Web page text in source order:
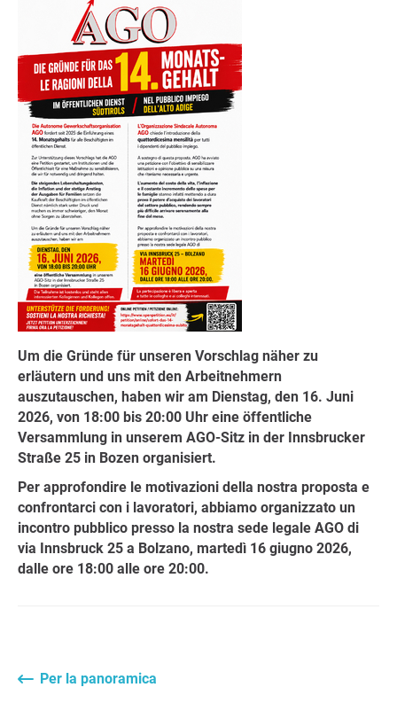
Um die Gründe für unseren Vorschlag näher zu
erläutern und uns mit den Arbeitnehmern
auszutauschen, haben wir am Dienstag, den 16. Juni
2026, von 18:00 bis 20:00 Uhr eine öffentliche
Versammlung in unserem AGO-Sitz in der Innsbrucker
Straße 25 in Bozen organisiert.
Per approfondire le motivazioni della nostra proposta e
confrontarci con i lavoratori, abbiamo organizzato un
incontro pubblico presso la nostra sede legale AGO di
via Innsbruck 25 a Bolzano, martedì 16 giugno 2026,
dalle ore 18:00 alle ore 20:00.
Per la panoramica